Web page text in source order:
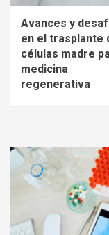
Avances y
en el trasplante
células madre
medicina
regenerativa